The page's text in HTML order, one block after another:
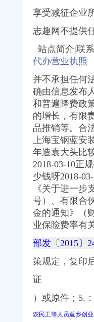
口权）
中 （工商注册）
保代办公司】,企业
庆营业执照代办|重庆代
,渝北代理记账】价
代办】-渝北人和易登网
登网
-益记财务公司_【会计服
捷
财务_【会计服务】-威
么手续
标注册】-渝北两路易
财务公司_【会计服务】
无形消费_商务圈网
易登网
商咨询_新浪博客
照,有知道的方便给个
价格,厂家,图片,
庆航桥-直辖市重庆
重庆论坛_人文_西祠胡同
息_财务信息_注册信息
册今题网
机构
照】价格,厂家,
重庆咨询信息
办？要带哪些资料？_
享受减征企业
志趣网不提供
站点简介|联
代办营业执照
并不承担任何
确由信息发布
和普遍降费政
的增长，有
品推销等。合
上海宝钢蓝安
年造袁大头比
2018-03-10正
少钱呀2018-
《关于进一步
号）、有限合
金的通知》（
业保险费率有
部发〔2015〕
策规定，复印
证
）或原件；5.
农民工等人员返乡创